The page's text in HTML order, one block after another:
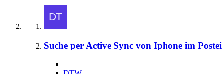
Suche per Active Sync von Iphone im